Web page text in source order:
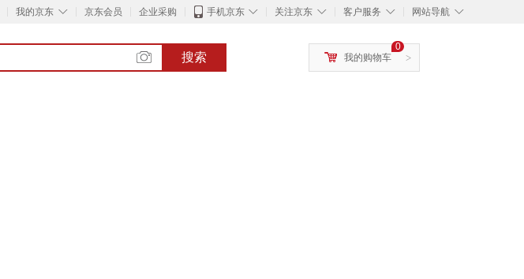
◇
我的京东 京东会员 企业采购 ◇
手机京东 ◇
关注京东 ◇
客户服务 ◇
网站导航
搜索 >
0
我的购物车